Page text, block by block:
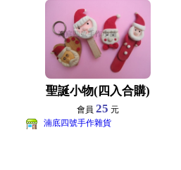
聖誕小物(四入合購)
會員25 元
湳底四號手作雜貨